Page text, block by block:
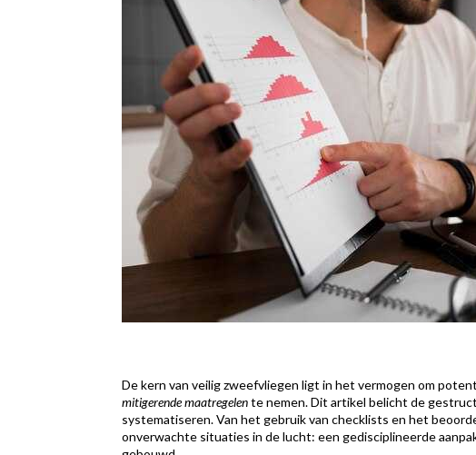
De kern van veilig zweefvliegen ligt in het vermogen om
mitigerende maatregelente nemen. Dit artikel belicht de
systematiseren. Van het gebruik van checklists en het
onverwachte situaties in de lucht: een gedisciplineerde